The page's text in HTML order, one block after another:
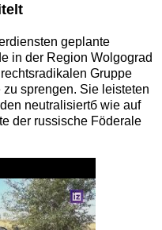
geplante
in der Region Wolgograd
Gruppe
sprengen. Sie leisteten
neutralisiertб wie auf
der russische Föderale